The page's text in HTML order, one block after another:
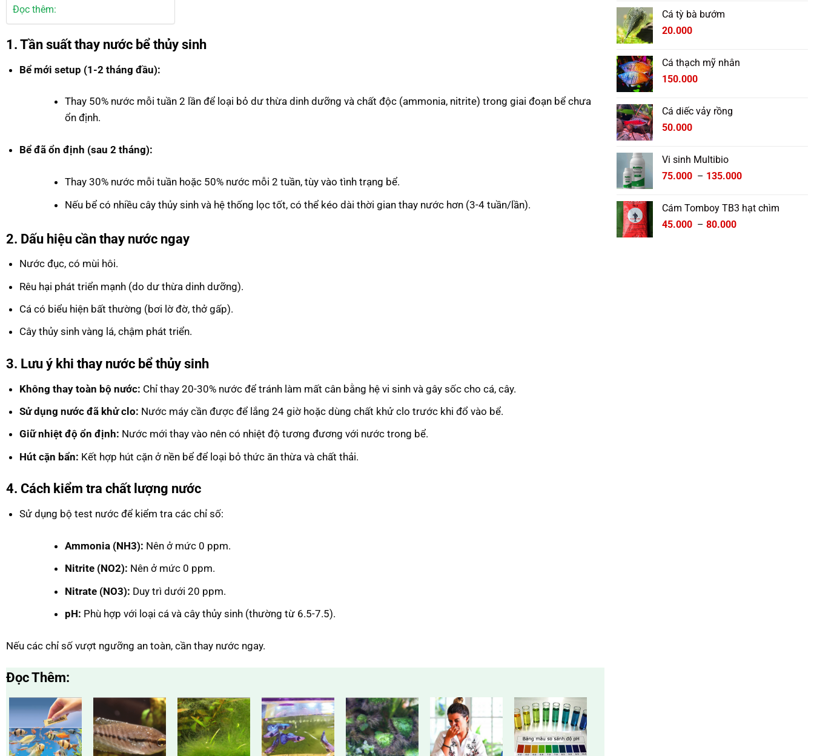
Đọc thêm:
1. Tần suất thay nước bể thủy sinh
Bể mới setup (1-2 tháng đầu):
Thay 50% nước mỗi tuần 2 lần để loại bỏ dư thừa dinh dưỡng và chất độc (ammonia, nitrite) trong giai đoạn bể chưa
ổn định.
Bể đã ổn định (sau 2 tháng):
Thay 30% nước mỗi tuần hoặc 50% nước mỗi 2 tuần, tùy vào tình trạng bể.
Nếu bể có nhiều cây thủy sinh và hệ thống lọc tốt, có thể kéo dài thời gian thay nước hơn (3-4 tuần/lần).
2. Dấu hiệu cần thay nước ngay
Nước đục, có mùi hôi.
Rêu hại phát triển mạnh (do dư thừa dinh dưỡng).
Cá có biểu hiện bất thường (bơi lờ đờ, thở gấp).
Cây thủy sinh vàng lá, chậm phát triển.
3. Lưu ý khi thay nước bể thủy sinh
Không thay toàn bộ nước: Chỉ thay 20-30% nước để tránh làm mất cân bằng hệ vi sinh và gây sốc cho cá, cây.
Sử dụng nước đã khử clo: Nước máy cần được để lắng 24 giờ hoặc dùng chất khử clo trước khi đổ vào bể.
Giữ nhiệt độ ổn định: Nước mới thay vào nên có nhiệt độ tương đương với nước trong bể.
Hút cặn bẩn: Kết hợp hút cặn ở nền bể để loại bỏ thức ăn thừa và chất thải.
4. Cách kiểm tra chất lượng nước
Sử dụng bộ test nước để kiểm tra các chỉ số:
Ammonia (NH3): Nên ở mức 0 ppm.
Nitrite (NO2): Nên ở mức 0 ppm.
Nitrate (NO3): Duy trì dưới 20 ppm.
pH: Phù hợp với loại cá và cây thủy sinh (thường từ 6.5-7.5).
Nếu các chỉ số vượt ngưỡng an toàn, cần thay nước ngay.
Đọc Thêm:
Cá tỳ bà bướm
20.000
Cá thạch mỹ nhân
150.000
Cá diếc vảy rồng
50.000
Vi sinh Multibio
75.000 – 135.000
75.000 ₫
Cám Tomboy TB3 hạt chìm
45.000 – 80.000